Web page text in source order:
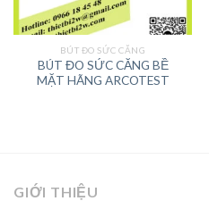
BÚT ĐO SỨC CĂNG
BÚT ĐO SỨC CĂNG BỀ
MẶT HÃNG ARCOTEST
GIỚI THIỆU